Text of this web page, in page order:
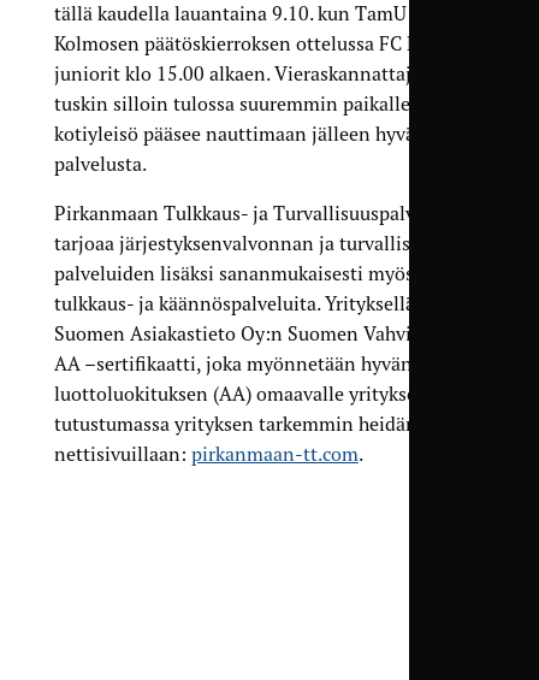
tällä kaudella lauantaina 9.10. kun TamU kohtaa
Kolmosen päätöskierroksen ottelussa FC Haka
juniorit klo 15.00 alkaen. Vieraskannattajia on
tuskin silloin tulossa suuremmin paikalle, mutta
kotiyleisö pääsee nauttimaan jälleen hyvästä
palvelusta.
Pirkanmaan Tulkkaus- ja Turvallisuuspalvelut
tarjoaa järjestyksen­valvonnan ja turvallisuus­
palveluiden lisäksi sananmukaisesti myös
tulkkaus- ja käännöspalveluita. Yrityksellä on
Suomen Asiakastieto Oy:n Suomen Vahvimmat
AA –sertifikaatti, joka myönnetään hyvän
luottoluokituksen (AA) omaavalle yritykselle. Käy
tutustumassa yrityksen tarkemmin heidän omilla
nettisivuillaan: pirkanmaan-tt.com.